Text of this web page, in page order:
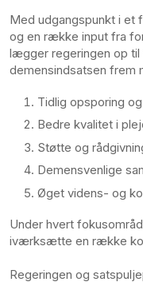
Med udgangspunkt i et
og en række input fra
lægger regeringen op
demensindsatsen frem
Tidlig opsporing
Bedre kvalitet i
Støtte og
Demensvenlige
Øget videns- og
Under hvert
iværksætte en række
Regeringen og